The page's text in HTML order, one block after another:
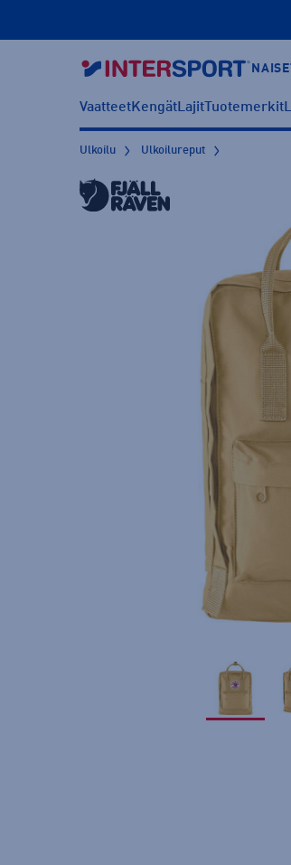
VaatteetKengätLajitTuotemerkit
Ulkoilu Ulkoilureput